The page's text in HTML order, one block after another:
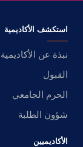
استكشف الأكاديمية
نبذة عن الأكاديمية
القبول
الحرم الجامعي
شؤون الطلبة
الأكاديميين